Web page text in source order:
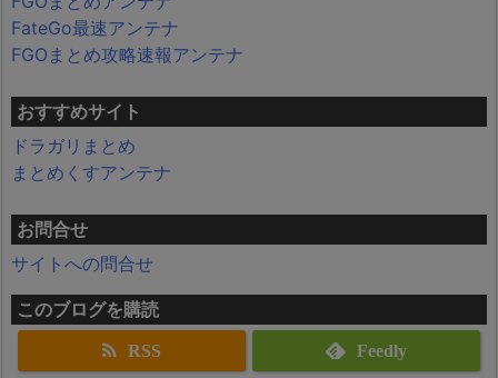
FateGo最速アンテナ
FGOまとめ攻略速報アンテナ
おすすめサイト
ドラガリまとめ
まとめくすアンテナ
お問合せ
サイトへの問合せ
このブログを購読
RSS Feedly